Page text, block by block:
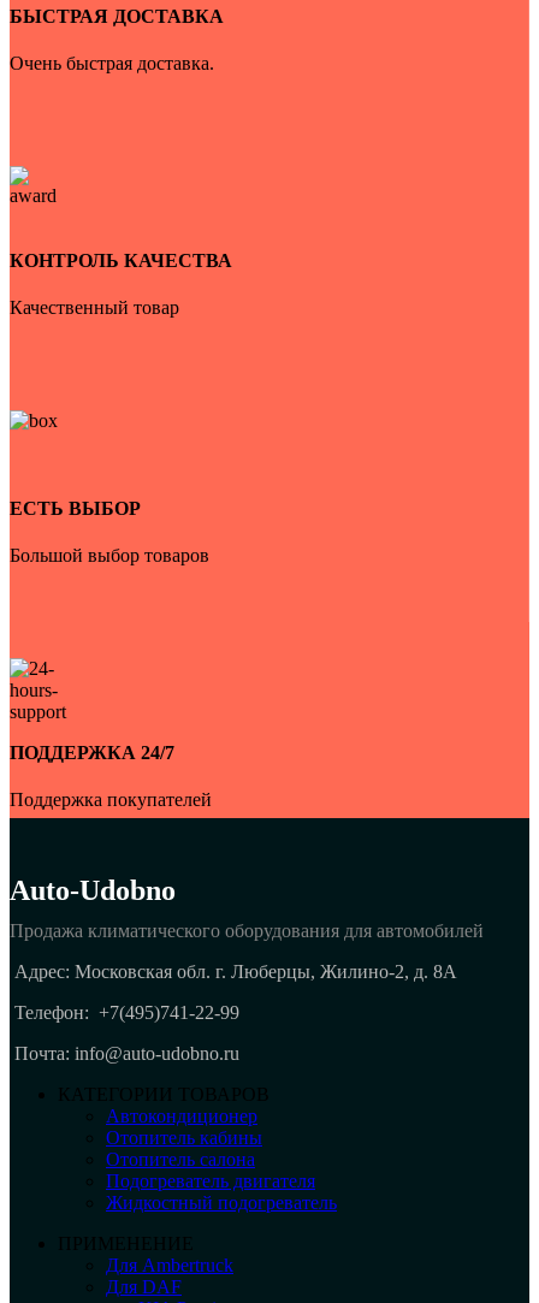
БЫСТРАЯ ДОСТАВКА
Очень быстрая доставка.
КОНТРОЛЬ КАЧЕСТВА
Качественный товар
ЕСТЬ ВЫБОР
Большой выбор товаров
ПОДДЕРЖКА 24/7
Поддержка покупателей
Auto-Udobno
Продажа климатического оборудования для автомобилей
Адрес: Московская обл. г. Люберцы, Жилино-2, д. 8A
Телефон: +7(495)741-22-99
Почта: info@auto-udobno.ru
КАТЕГОРИИ ТОВАРОВ
Автокондиционер
Отопитель кабины
Отопитель салона
Подогреватель двигателя
Жидкостный подогреватель
ПРИМЕНЕНИЕ
Для Ambertruck
Для DAF